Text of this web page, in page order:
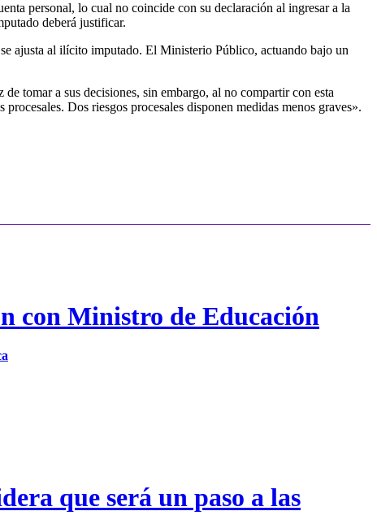
personal, lo cual no coincide con su declaración al ingresar a la
deberá justificar.
ajusta al ilícito imputado. El Ministerio Público, actuando bajo un
tomar a sus decisiones, sin embargo, al no compartir con esta
Dos riesgos procesales disponen medidas menos graves».
con Ministro de Educación
que será un paso a las